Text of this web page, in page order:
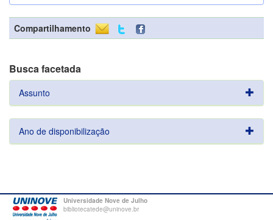
Compartilhamento
Busca facetada
Assunto
Ano de disponibilização
Universidade Nove de Julho
bibliotecatede@uninove.br